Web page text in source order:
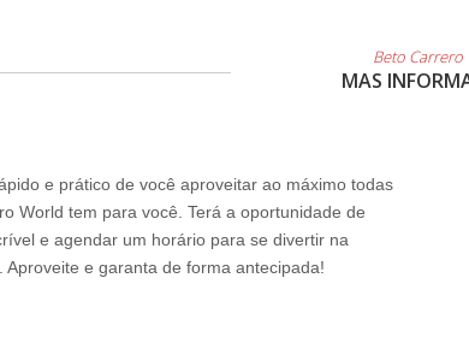
Beto Carrero
MAS
e prático de você aproveitar ao máximo todas
World tem para você. Terá a oportunidade de
e agendar um horário para se divertir na
e garanta de forma antecipada!